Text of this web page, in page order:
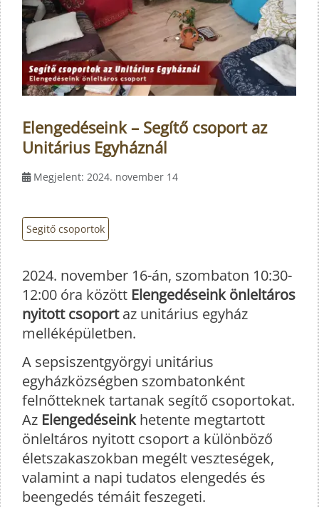
Elengedéseink – Segítő csoport az
Unitárius Egyháznál
Megjelent: 2024. november 14
Segitő csoportok
2024. november 16-án, szombaton 10:30-
12:00 óra között Elengedéseink önleltáros
nyitott csoportaz unitárius egyház
melléképületben.
A sepsiszentgyörgyi unitárius
egyházközségben szombatonként
felnőtteknek tartanak segítő csoportokat.
Az Elengedéseinkhetente megtartott
önleltáros nyitott csoport a különböző
életszakaszokban megélt veszteségek,
valamint a napi tudatos elengedés és
beengedés témáit feszegeti.